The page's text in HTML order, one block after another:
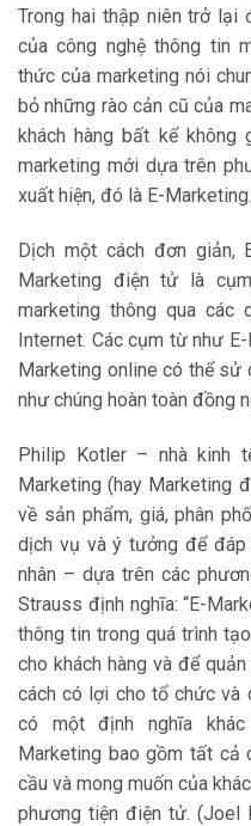
Trong hai thập niên trở lại
của công nghệ thông tin
thức của marketing nói
bỏ những rào cản cũ của
khách hàng bất kể
marketing mới dựa trên
xuất hiện, đó là E-Marketing.
Dịch một cách đơn giản,
Marketing điện tử là
marketing thông qua
Internet. Các cụm từ như
Marketing online có thể sử
như chúng hoàn toàn đồng
Philip Kotler – nhà kinh
Marketing (hay Marketing
về sản phẩm, giá, phân
dịch vụ và ý tưởng để
nhân – dựa trên các
Strauss định nghĩa: “E-
thông tin trong quá trình
cho khách hàng và để
cách có lợi cho tổ chức và
có một định nghĩa
Marketing bao gồm tất cả
cầu và mong muốn của
phương tiện điện tử. (Joel